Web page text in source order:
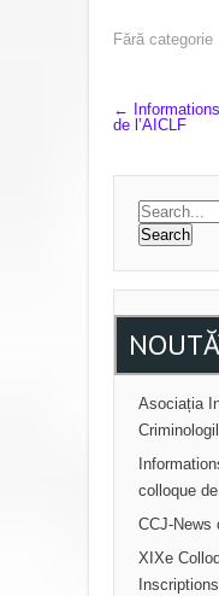
Fără categorie
P
S
N
A
V
I
←
de l’AICLF
Asociația
colloque
CCJ-News
XIXe